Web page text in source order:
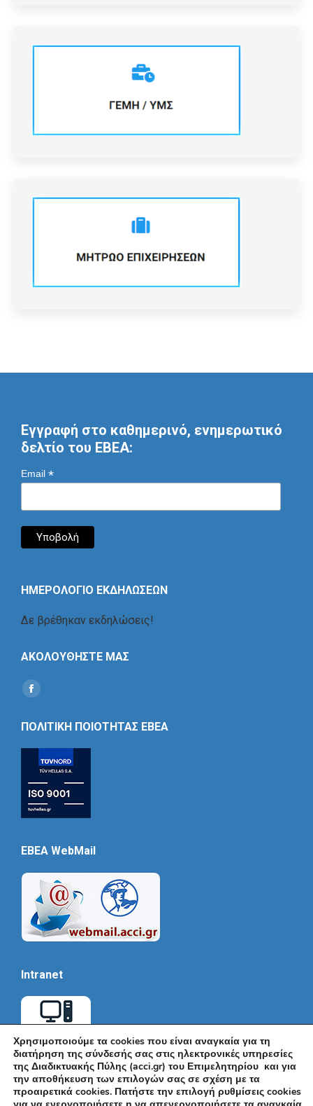
Εγγραφή στο καθημερινό, ενημερωτικό
δελτίο του ΕΒΕΑ:
Email *
ΗΜΕΡΟΛΟΓΙΟ ΕΚΔΗΛΩΣΕΩΝ
Δε βρέθηκαν εκδηλώσεις!
ΑΚΟΛΟΥΘΗΣΤΕ ΜΑΣ
Find us on:
Social
ΠΟΛΙΤΙΚΗ ΠΟΙΟΤΗΤΑΣ ΕΒΕΑ
EBEA WebMail
Intranet
Χρησιμοποιούμε τα cookies που είναι αναγκαία για τη
διατήρηση της σύνδεσής σας στις ηλεκτρονικές υπηρεσίες
της Διαδικτυακής Πύλης (acci.gr) του Επιμελητηρίου και για
την αποθήκευση των επιλογών σας σε σχέση με τα
προαιρετικά cookies. Πατήστε την επιλογή ρυθμίσεις cookies